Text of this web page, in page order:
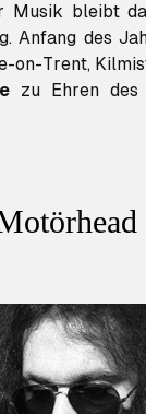
Musik bleibt
Anfang des
on-Trent,
zu Ehren des